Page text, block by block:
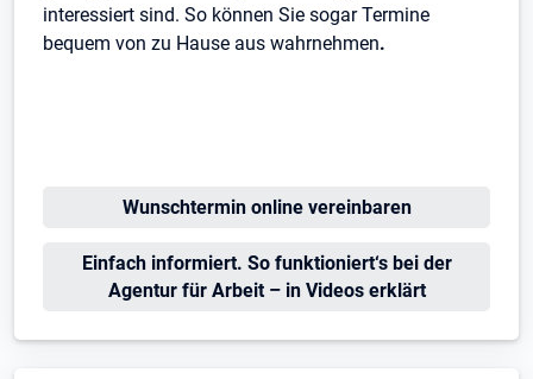
interessiert sind. So können Sie sogar Termine
bequem von zu Hause aus wahrnehmen.
Wunschtermin online vereinbaren
Einfach informiert. So funktioniert‘s bei der
Agentur für Arbeit – in Videos erklärt